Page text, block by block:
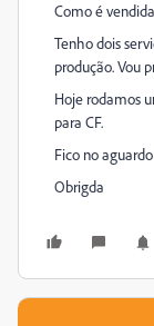
Como é
Tenho dois
produção. Vou
Hoje rodamos
para CF.
Fico no aguardo
Obrigda